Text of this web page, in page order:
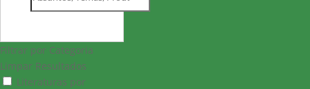
Filtrar por Categoria
Limpar Resultados
Literaturas por